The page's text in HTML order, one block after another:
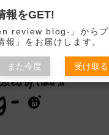
るブログ
報をGET!
review blog-」からプ
」をお届けします。
また今度 受け取る